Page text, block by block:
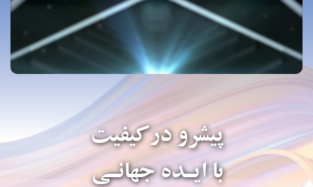
پیشرو درکیفیت
با ایـده جهانـی